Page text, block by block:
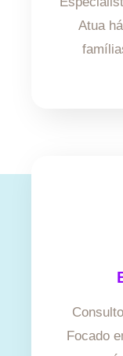
Atua
Focado